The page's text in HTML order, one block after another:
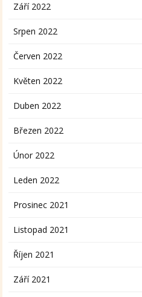
Září 2022
Srpen 2022
Červen 2022
Květen 2022
Duben 2022
Březen 2022
Únor 2022
Leden 2022
Prosinec 2021
Listopad 2021
Říjen 2021
Září 2021